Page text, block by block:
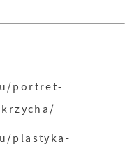
portret-
plastyka-